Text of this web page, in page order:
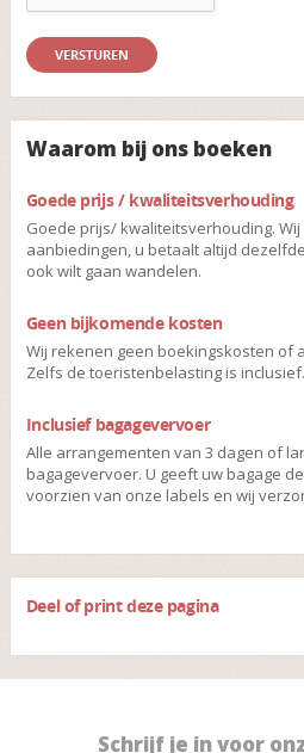
Waarom bij ons boeken
Goede prijs / kwaliteitsverhouding
Goede prijs/ kwaliteitsverhouding.
aanbiedingen, u betaalt altijd
ook wilt gaan wandelen.
Geen bijkomende kosten
Wij rekenen geen boekingskosten of
Zelfs de toeristenbelasting is inclusief.
Inclusief bagagevervoer
Alle arrangementen van 3 dagen of
bagagevervoer. U geeft uw bagage
voorzien van onze labels en wij
Deel of print deze pagina
Schrijf je in voor